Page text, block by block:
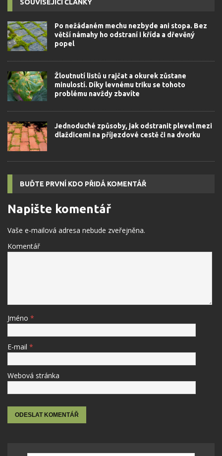
SOUVISEJÍCÍ ČLÁNKY
Po nežádaném mechu nezbyde ani stopa. Bez
větší námahy ho odstraní i křída a dřevěný
popel
Žloutnutí listů u rajčat a okurek zůstane
minulostí. Díky levnému triku se tohoto
problému navždy zbavíte
Jednoduché způsoby, jak odstranit plevel mezi
dlaždicemi na příjezdové cestě či na dvorku
BUĎTE PRVNÍ KDO PŘIDÁ KOMENTÁŘ
Napište komentář
Vaše e-mailová adresa nebude zveřejněna.
Komentář
Jméno *
E-mail *
Webová stránka